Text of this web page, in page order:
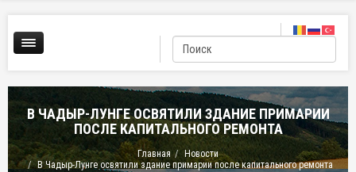
В ЧАДЫР-ЛУНГЕ ОСВЯТИЛИ ЗДАНИЕ ПРИМАРИИ
ПОСЛЕ КАПИТАЛЬНОГО РЕМОНТА
Главная
Новости
В Чадыр-Лунге освятили здание примарии после капитального ремонта